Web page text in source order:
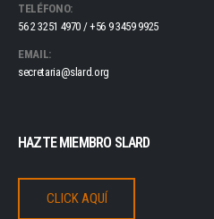
TELÉFONO:
56 2 3251 4970 / +56 9 3459 9925
EMAIL:
secretaria@slard.org
HAZTE MIEMBRO SLARD
CLICK AQUÍ